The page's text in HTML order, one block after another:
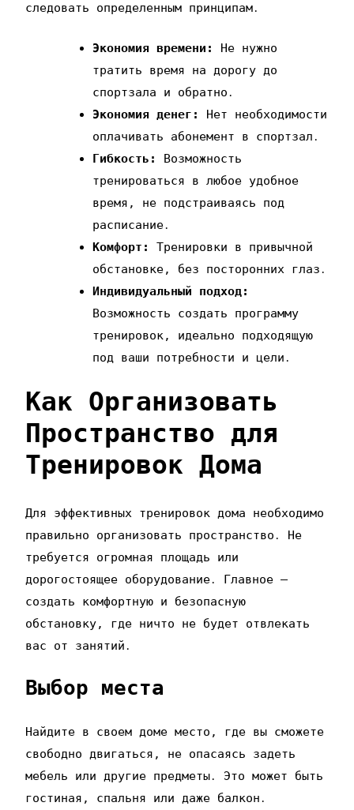
следовать определенным принципам․
Экономия времени:
Не нужно
тратить время на дорогу до
спортзала и обратно․
Экономия денег:
Нет необходимости
оплачивать абонемент в спортзал․
Гибкость:
Возможность
тренироваться в любое удобное
время‚ не подстраиваясь под
расписание․
Комфорт:
Тренировки в привычной
обстановке‚ без посторонних глаз․
Индивидуальный подход:
Возможность создать программу
тренировок‚ идеально подходящую
под ваши потребности и цели․
Как Организовать
Пространство для
Тренировок Дома
Для эффективных тренировок дома необходимо
правильно организовать пространство․ Не
требуется огромная площадь или
дорогостоящее оборудование․ Главное –
создать комфортную и безопасную
обстановку‚ где ничто не будет отвлекать
вас от занятий․
Выбор места
Найдите в своем доме место‚ где вы сможете
свободно двигаться‚ не опасаясь задеть
мебель или другие предметы․ Это может быть
гостиная‚ спальня или даже балкон․